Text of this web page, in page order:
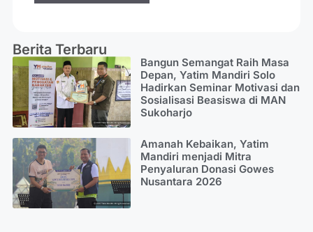
Berita Terbaru
Bangun Semangat Raih Masa
Depan, Yatim Mandiri Solo
Hadirkan Seminar Motivasi dan
Sosialisasi Beasiswa di MAN
Sukoharjo
Amanah Kebaikan, Yatim
Mandiri menjadi Mitra
Penyaluran Donasi Gowes
Nusantara 2026